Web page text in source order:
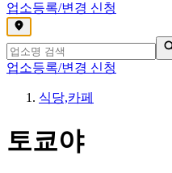
업소등록/변경 신청
,
업소등록/변경 신청
식당,카페
토쿄야